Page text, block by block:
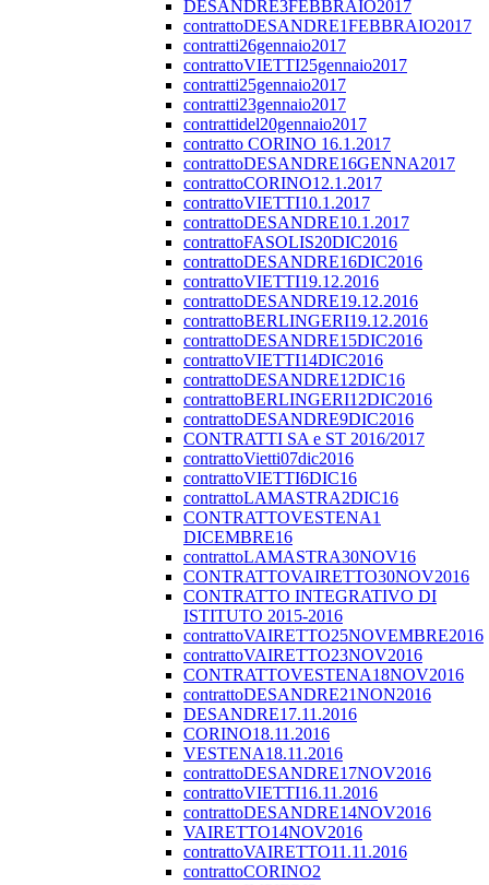
DESANDRE3FEBBRAIO2017
contrattoDESANDRE1FEBBRAIO2017
contratti26gennaio2017
contrattoVIETTI25gennaio2017
contratti25gennaio2017
contratti23gennaio2017
contrattidel20gennaio2017
contratto CORINO 16.1.2017
contrattoDESANDRE16GENNA2017
contrattoCORINO12.1.2017
contrattoVIETTI10.1.2017
contrattoDESANDRE10.1.2017
contrattoFASOLIS20DIC2016
contrattoDESANDRE16DIC2016
contrattoVIETTI19.12.2016
contrattoDESANDRE19.12.2016
contrattoBERLINGERI19.12.2016
contrattoDESANDRE15DIC2016
contrattoVIETTI14DIC2016
contrattoDESANDRE12DIC16
contrattoBERLINGERI12DIC2016
contrattoDESANDRE9DIC2016
CONTRATTI SA e ST 2016/2017
contrattoVietti07dic2016
contrattoVIETTI6DIC16
contrattoLAMASTRA2DIC16
CONTRATTOVESTENA1
DICEMBRE16
contrattoLAMASTRA30NOV16
CONTRATTOVAIRETTO30NOV2016
CONTRATTO INTEGRATIVO DI
ISTITUTO 2015-2016
contrattoVAIRETTO25NOVEMBRE2016
contrattoVAIRETTO23NOV2016
CONTRATTOVESTENA18NOV2016
contrattoDESANDRE21NON2016
DESANDRE17.11.2016
CORINO18.11.2016
VESTENA18.11.2016
contrattoDESANDRE17NOV2016
contrattoVIETTI16.11.2016
contrattoDESANDRE14NOV2016
VAIRETTO14NOV2016
contrattoVAIRETTO11.11.2016
contrattoCORINO2